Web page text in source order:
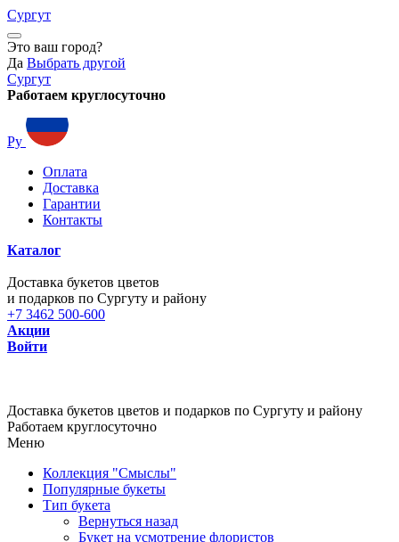
Сургут
Это ваш город?
Да Выбрать другой
Сургут
Работаем круглосуточно
Ру
Оплата
Доставка
Гарантии
Контакты
Каталог
Доставка букетов цветов
и подарков по Сургуту и району
+7 3462 500-600
Акции
Войти
Доставка букетов цветов и подарков по Сургуту и району
Работаем круглосуточно
Меню
Коллекция "Смыслы"
Популярные букеты
Тип букета
Вернуться назад
Букет на усмотрение флористов